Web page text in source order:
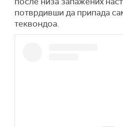
потврдивши да припада
теквондоа.